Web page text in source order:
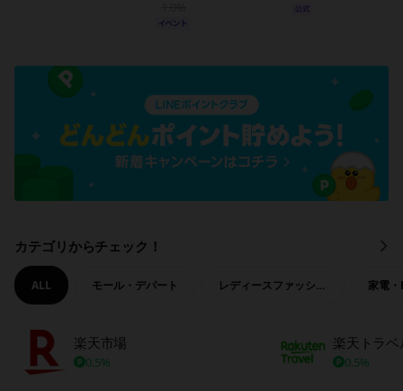
も
と
カテゴリからチェック！
ALL モール・デパート レディースファッション 家電
楽天市場
0.5%
楽天トラベ
0.5%